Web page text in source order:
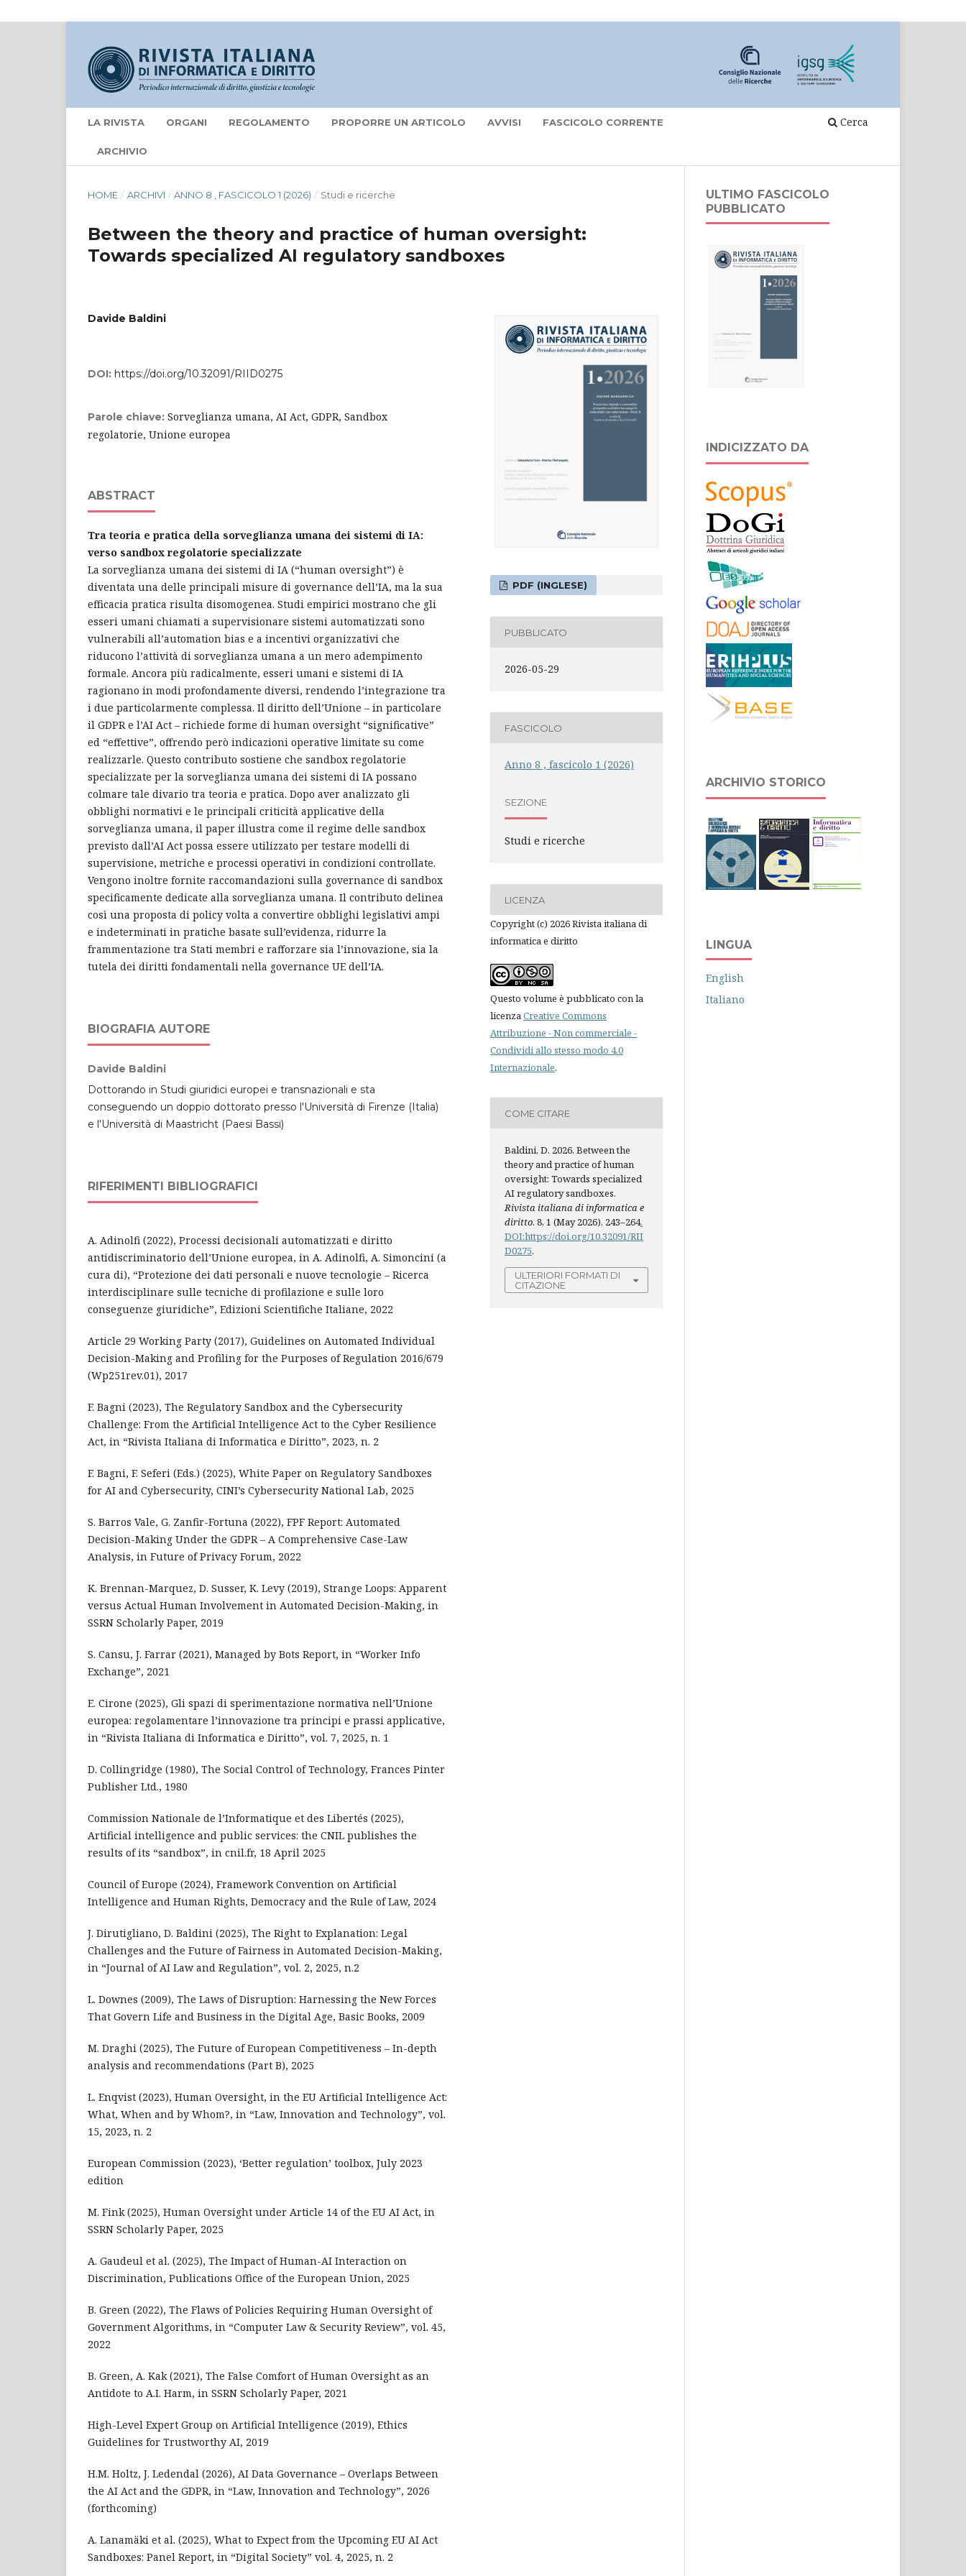
LA RIVISTA ORGANI REGOLAMENTO PROPORRE UN ARTICOLO AVVISI FASCICOLO CORRENTE
ARCHIVIO
Cerca
HOME / ARCHIVI / ANNO 8 , FASCICOLO 1 (2026) / Studi e ricerche
Between the theory and practice of human oversight:
Towards specialized AI regulatory sandboxes
Davide Baldini
DOI: https://doi.org/10.32091/RIID0275
Parole chiave: Sorveglianza umana, AI Act, GDPR, Sandbox
regolatorie, Unione europea
ABSTRACT
Tra teoria e pratica della sorveglianza umana dei sistemi di IA:
verso sandbox regolatorie specializzate
La sorveglianza umana dei sistemi di IA (“human oversight”) è
diventata una delle principali misure di governance dell’IA, ma la sua
efficacia pratica risulta disomogenea. Studi empirici mostrano che gli
esseri umani chiamati a supervisionare sistemi automatizzati sono
vulnerabili all’automation bias e a incentivi organizzativi che
riducono l’attività di sorveglianza umana a un mero adempimento
formale. Ancora più radicalmente, esseri umani e sistemi di IA
ragionano in modi profondamente diversi, rendendo l’integrazione tra
i due particolarmente complessa. Il diritto dell’Unione – in particolare
il GDPR e l’AI Act – richiede forme di human oversight “significative”
ed “effettive”, offrendo però indicazioni operative limitate su come
realizzarle. Questo contributo sostiene che sandbox regolatorie
specializzate per la sorveglianza umana dei sistemi di IA possano
colmare tale divario tra teoria e pratica. Dopo aver analizzato gli
obblighi normativi e le principali criticità applicative della
sorveglianza umana, il paper illustra come il regime delle sandbox
previsto dall’AI Act possa essere utilizzato per testare modelli di
supervisione, metriche e processi operativi in condizioni controllate.
Vengono inoltre fornite raccomandazioni sulla governance di sandbox
specificamente dedicate alla sorveglianza umana. Il contributo delinea
così una proposta di policy volta a convertire obblighi legislativi ampi
e indeterminati in pratiche basate sull’evidenza, ridurre la
frammentazione tra Stati membri e rafforzare sia l’innovazione, sia la
tutela dei diritti fondamentali nella governance UE dell’IA.
BIOGRAFIA AUTORE
Davide Baldini
Dottorando in Studi giuridici europei e transnazionali e sta
conseguendo un doppio dottorato presso l'Università di Firenze (Italia)
e l'Università di Maastricht (Paesi Bassi)
RIFERIMENTI BIBLIOGRAFICI
A. Adinolfi (2022), Processi decisionali automatizzati e diritto
antidiscriminatorio dell’Unione europea, in A. Adinolfi, A. Simoncini (a
cura di), “Protezione dei dati personali e nuove tecnologie – Ricerca
interdisciplinare sulle tecniche di profilazione e sulle loro
conseguenze giuridiche”, Edizioni Scientifiche Italiane, 2022
Article 29 Working Party (2017), Guidelines on Automated Individual
Decision-Making and Profiling for the Purposes of Regulation 2016/679
(Wp251rev.01), 2017
F. Bagni (2023), The Regulatory Sandbox and the Cybersecurity
Challenge: From the Artificial Intelligence Act to the Cyber Resilience
Act, in “Rivista Italiana di Informatica e Diritto”, 2023, n. 2
F. Bagni, F. Seferi (Eds.) (2025), White Paper on Regulatory Sandboxes
for AI and Cybersecurity, CINI’s Cybersecurity National Lab, 2025
S. Barros Vale, G. Zanfir-Fortuna (2022), FPF Report: Automated
Decision-Making Under the GDPR – A Comprehensive Case-Law
Analysis, in Future of Privacy Forum, 2022
K. Brennan-Marquez, D. Susser, K. Levy (2019), Strange Loops: Apparent
versus Actual Human Involvement in Automated Decision-Making, in
SSRN Scholarly Paper, 2019
S. Cansu, J. Farrar (2021), Managed by Bots Report, in “Worker Info
Exchange”, 2021
E. Cirone (2025), Gli spazi di sperimentazione normativa nell’Unione
europea: regolamentare l’innovazione tra principi e prassi applicative,
in “Rivista Italiana di Informatica e Diritto”, vol. 7, 2025, n. 1
D. Collingridge (1980), The Social Control of Technology, Frances Pinter
Publisher Ltd., 1980
Commission Nationale de l’Informatique et des Libertés (2025),
Artificial intelligence and public services: the CNIL publishes the
results of its “sandbox”, in cnil.fr, 18 April 2025
Council of Europe (2024), Framework Convention on Artificial
Intelligence and Human Rights, Democracy and the Rule of Law, 2024
J. Dirutigliano, D. Baldini (2025), The Right to Explanation: Legal
Challenges and the Future of Fairness in Automated Decision-Making,
in “Journal of AI Law and Regulation”, vol. 2, 2025, n.2
L. Downes (2009), The Laws of Disruption: Harnessing the New Forces
That Govern Life and Business in the Digital Age, Basic Books, 2009
M. Draghi (2025), The Future of European Competitiveness – In-depth
analysis and recommendations (Part B), 2025
L. Enqvist (2023), Human Oversight, in the EU Artificial Intelligence Act:
What, When and by Whom?, in “Law, Innovation and Technology”, vol.
15, 2023, n. 2
European Commission (2023), ‘Better regulation’ toolbox, July 2023
edition
M. Fink (2025), Human Oversight under Article 14 of the EU AI Act, in
SSRN Scholarly Paper, 2025
A. Gaudeul et al. (2025), The Impact of Human-AI Interaction on
Discrimination, Publications Office of the European Union, 2025
B. Green (2022), The Flaws of Policies Requiring Human Oversight of
Government Algorithms, in “Computer Law & Security Review”, vol. 45,
2022
B. Green, A. Kak (2021), The False Comfort of Human Oversight as an
Antidote to A.I. Harm, in SSRN Scholarly Paper, 2021
High-Level Expert Group on Artificial Intelligence (2019), Ethics
Guidelines for Trustworthy AI, 2019
H.M. Holtz, J. Ledendal (2026), AI Data Governance – Overlaps Between
the AI Act and the GDPR, in “Law, Innovation and Technology”, 2026
(forthcoming)
A. Lanamäki et al. (2025), What to Expect from the Upcoming EU AI Act
Sandboxes: Panel Report, in “Digital Society” vol. 4, 2025, n. 2
PDF (INGLESE)
PUBBLICATO
2026-05-29
FASCICOLO
Anno 8 , fascicolo 1 (2026)
SEZIONE
Studi e ricerche
LICENZA
Copyright (c) 2026 Rivista italiana di
informatica e diritto
Questo volume è pubblicato con la
licenzaCreative Commons
Attribuzione - Non commerciale -
Condividi allo stesso modo 4.0
Internazionale.
COME CITARE
Baldini, D. 2026. Between the
theory and practice of human
oversight: Towards specialized
AI regulatory sandboxes.
Rivista italiana di informatica e
diritto. 8, 1 (May 2026), 243–264.
DOI:https://doi.org/10.32091/RII
D0275.
ULTERIORI FORMATI DI
CITAZIONE
ULTIMO FASCICOLO
PUBBLICATO
INDICIZZATO DA
ARCHIVIO STORICO
LINGUA
English
Italiano